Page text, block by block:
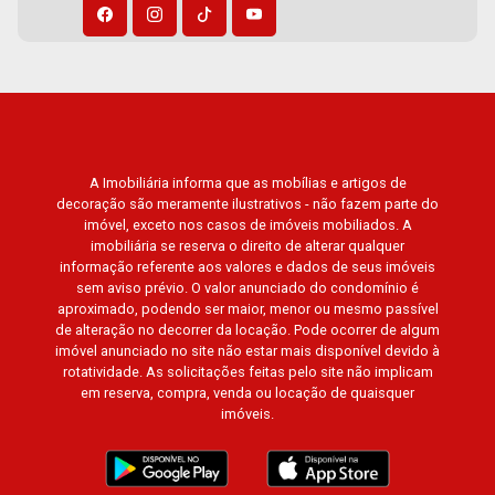
A Imobiliária informa que as mobílias e artigos de
decoração são meramente ilustrativos - não fazem parte do
imóvel, exceto nos casos de imóveis mobiliados. A
imobiliária se reserva o direito de alterar qualquer
informação referente aos valores e dados de seus imóveis
sem aviso prévio. O valor anunciado do condomínio é
aproximado, podendo ser maior, menor ou mesmo passível
de alteração no decorrer da locação. Pode ocorrer de algum
imóvel anunciado no site não estar mais disponível devido à
rotatividade. As solicitações feitas pelo site não implicam
em reserva, compra, venda ou locação de quaisquer
imóveis.